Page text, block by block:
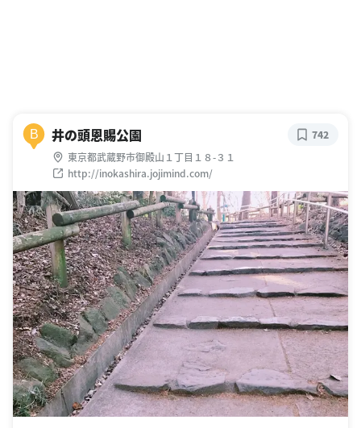
B 井の頭恩賜公園
東京都武蔵野市御殿山１丁目１８-３１
http://inokashira.jojimind.com/
742